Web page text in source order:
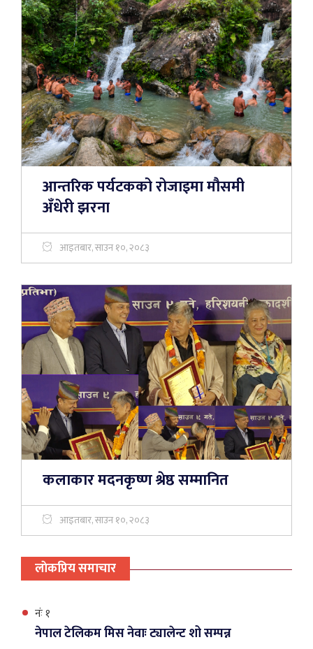
आन्तरिक पर्यटकको रोजाइमा मौसमी
अँधेरी झरना
आइतबार, साउन १०, २०८३
कलाकार मदनकृष्ण श्रेष्ठ सम्मानित
आइतबार, साउन १०, २०८३
लाेकप्रिय समाचार
नंः १
नेपाल टेलिकम मिस नेवाः ट्यालेन्ट शो सम्पन्न